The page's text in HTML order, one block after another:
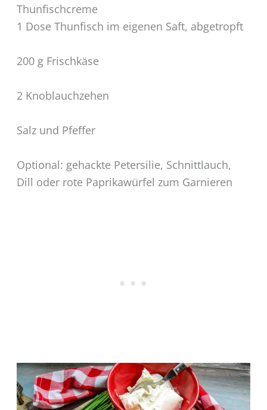
Thunfischcreme
1 Dose Thunfisch im eigenen Saft, abgetropft
200 g Frischkäse
2 Knoblauchzehen
Salz und Pfeffer
Optional: gehackte Petersilie, Schnittlauch,
Dill oder rote Paprikawürfel zum Garnieren